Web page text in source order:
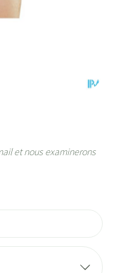
et nous examinerons